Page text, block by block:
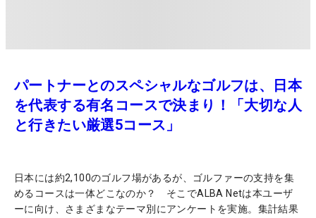
パートナーとのスペシャルなゴルフは、日本
を代表する有名コースで決まり！「大切な人
と行きたい厳選5コース」
日本には約2,100のゴルフ場があるが、ゴルファーの支持を集
めるコースは一体どこなのか？ そこでALBA Netは本ユーザ
ーに向け、さまざまなテーマ別にアンケートを実施。集計結果